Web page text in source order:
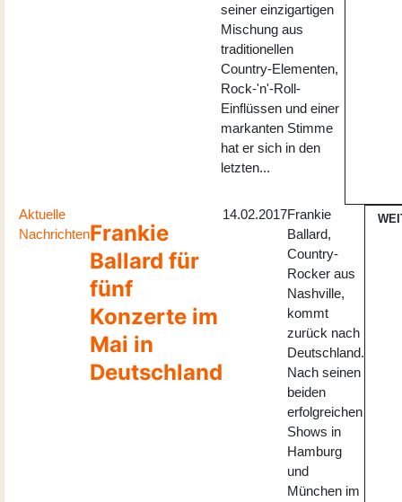
seiner einzigartigen
Mischung aus
traditionellen
Country-Elementen,
Rock-'n'-Roll-
Einflüssen und einer
markanten Stimme
hat er sich in den
letzten...
Aktuelle
NachrichtenFrankie
Ballard für
fünf
Konzerte im
Mai in
Deutschland
14.02.2017Frankie
Ballard,
Country-
Rocker aus
Nashville,
kommt
zurück nach
Deutschland.
Nach seinen
beiden
erfolgreichen
Shows in
Hamburg
und
München im